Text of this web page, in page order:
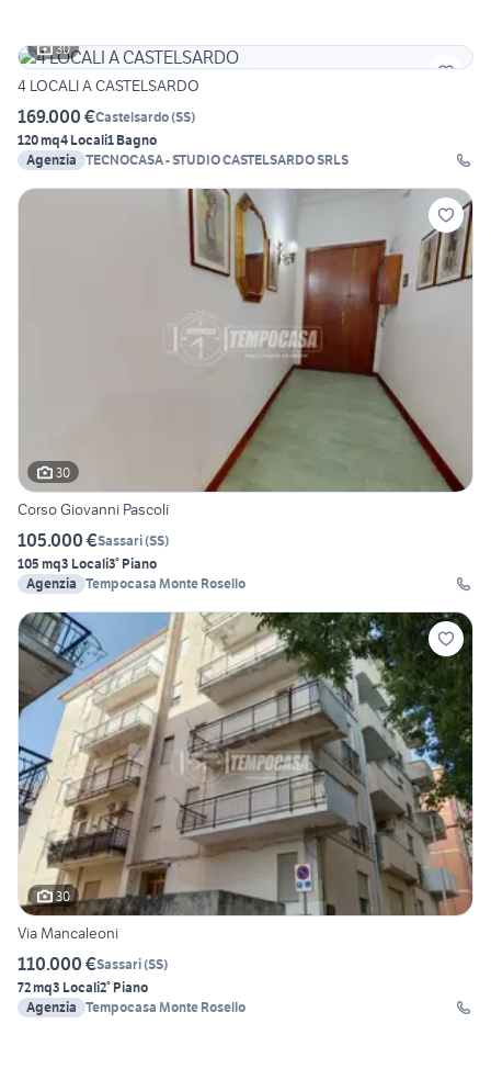
30
4 LOCALI A CASTELSARDO
169.000 €Castelsardo(SS)
120 mq4 Locali1 Bagno
Agenzia TECNOCASA - STUDIO CASTELSARDO SRLS
30
Corso Giovanni Pascoli
105.000 €Sassari(SS)
105 mq3 Locali3° Piano
Agenzia Tempocasa Monte Rosello
30
Via Mancaleoni
110.000 €Sassari(SS)
72 mq3 Locali2° Piano
Agenzia Tempocasa Monte Rosello